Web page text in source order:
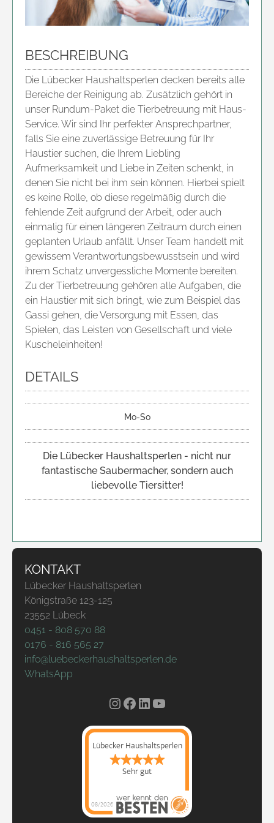
BESCHREIBUNG
Die Lübecker Haushaltsperlen decken bereits alle
Bereiche der Reinigung ab. Zusätzlich gehört in
unser Rundum-Paket die Tierbetreuung mit Haus-
Service. Wir sind Ihr perfekter Ansprechpartner,
falls Sie eine zuverlässige Betreuung für Ihr
Haustier suchen, die Ihrem Liebling
Aufmerksamkeit und Liebe in Zeiten schenkt, in
denen Sie nicht bei ihm sein können. Hierbei spielt
es keine Rolle, ob diese regelmäßig durch die
fehlende Zeit aufgrund der Arbeit, oder auch
einmalig für einen längeren Zeitraum durch einen
geplanten Urlaub anfällt. Unser Team handelt mit
gewissem Verantwortungsbewusstsein und wird
ihrem Schatz unvergessliche Momente bereiten.
Zu der Tierbetreuung gehören alle Aufgaben, die
ein Haustier mit sich bringt, wie zum Beispiel das
Gassi gehen, die Versorgung mit Essen, das
Spielen, das Leisten von Gesellschaft und viele
Kuscheleinheiten!
DETAILS
Mo-So
Die Lübecker Haushaltsperlen - nicht nur
fantastische Saubermacher, sondern auch
liebevolle Tiersitter!
KONTAKT
Lübecker Haushaltsperlen
Königstraße 123-125
23552 Lübeck
0451 - 808 570 88
0176 - 816 565 27
info@luebeckerhaushaltsperlen.de
WhatsApp
Instagram
Facebook
LinkedIn
YouTube
Lübecker Haushaltsperlen
Sehr gut
08/2026 Lübecker
Haushaltsperlenhat5